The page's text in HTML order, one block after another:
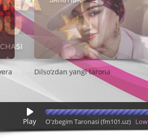
Play Low
O'zbegim Taronasi (fm101.uz)